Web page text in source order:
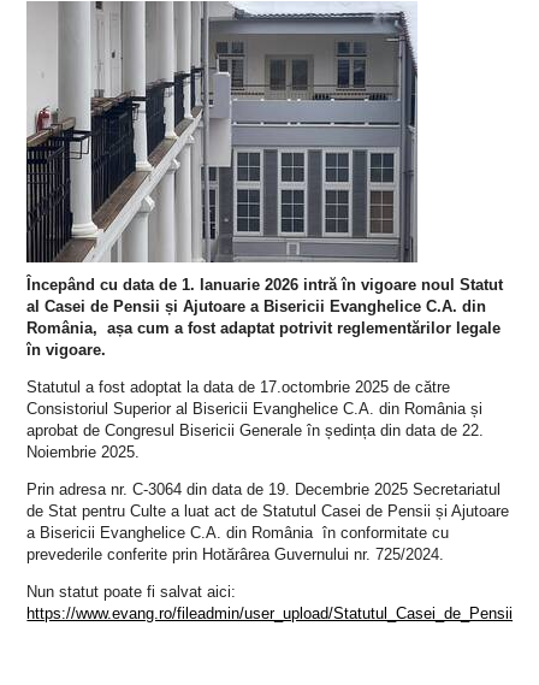
Începând cu data de 1. Ianuarie 2026 intră în vigoare noul Statut
al Casei de Pensii și Ajutoare a Bisericii Evanghelice C.A. din
România, așa cum a fost adaptat potrivit reglementărilor legale
în vigoare.
Statutul a fost adoptat la data de 17.octombrie 2025 de către
Consistoriul Superior al Bisericii Evanghelice C.A. din România și
aprobat de Congresul Bisericii Generale în ședința din data de 22.
Noiembrie 2025.
Prin adresa nr. C-3064 din data de 19. Decembrie 2025 Secretariatul
de Stat pentru Culte a luat act de Statutul Casei de Pensii și Ajutoare
a Bisericii Evanghelice C.A. din România în conformitate cu
prevederile conferite prin Hotărârea Guvernului nr. 725/2024.
Nun statut poate fi salvat aici:
https://www.evang.ro/fileadmin/user_upload/